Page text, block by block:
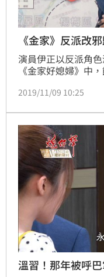
《金家》反派改
演員伊正以反派角
《金家好媳婦》中
正」，與桃園市中壢
觀念。
2019/11/09 10:25
溫習！那年被呼